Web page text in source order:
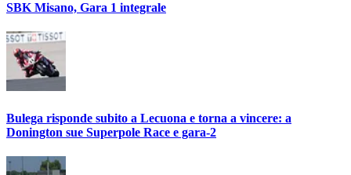
SBK Misano, Gara 1 integrale
Bulega risponde subito a Lecuona e torna a vincere: a
Donington sue Superpole Race e gara-2